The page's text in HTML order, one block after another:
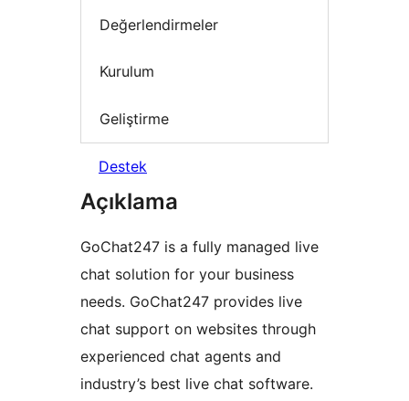
Değerlendirmeler
Kurulum
Geliştirme
Destek
Açıklama
GoChat247 is a fully managed live
chat solution for your business
needs. GoChat247 provides live
chat support on websites through
experienced chat agents and
industry’s best live chat software.